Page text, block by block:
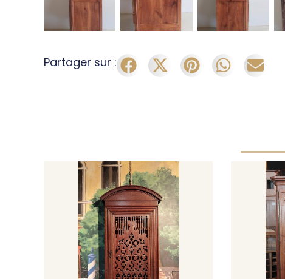
Partager sur :